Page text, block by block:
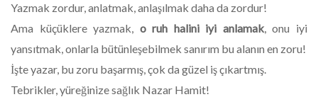
Yazmak zordur, anlatmak, anlaşılmak daha da zordur!
Ama küçüklere yazmak, o ruh halini iyi anlamak, onu iyi
yansıtmak, onlarla bütünleşebilmek sanırım bu alanın en zoru!
İşte yazar, bu zoru başarmış, çok da güzel iş çıkartmış.
Tebrikler, yüreğinize sağlık Nazar Hamit!